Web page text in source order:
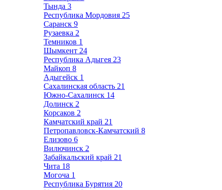
Тында 3
Республика Мордовия 25
Саранск 9
Рузаевка 2
Темников 1
Шымкент 24
Республика Адыгея 23
Майкоп 8
Адыгейск 1
Сахалинская область 21
Южно-Сахалинск 14
Долинск 2
Корсаков 2
Камчатский край 21
Петропавловск-Камчатский 8
Елизово 6
Вилючинск 2
Забайкальский край 21
Чита 18
Могоча 1
Республика Бурятия 20